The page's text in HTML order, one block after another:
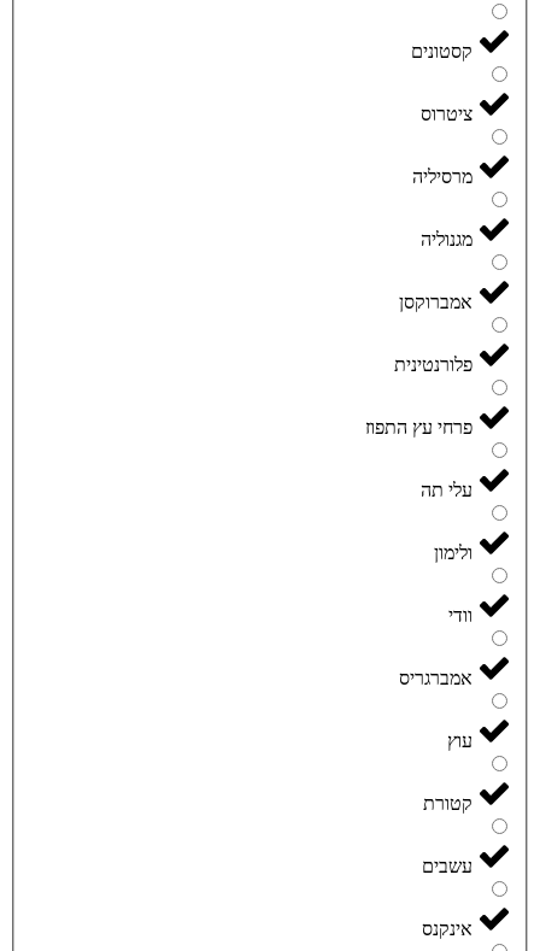
קסטונים
ציטרוס
מרסיליה
מגנוליה
אמברוקסן
פלורנטינית
פרחי עץ התפוז
עלי תה
ולימון
וודי
אמברגריס
עוץ
קטורת
עשבים
אינקנס